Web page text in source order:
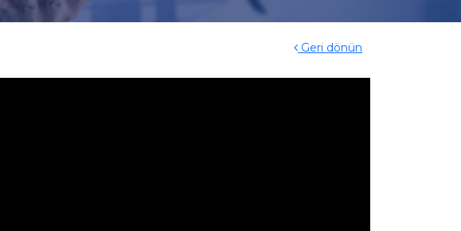
Geri dönün